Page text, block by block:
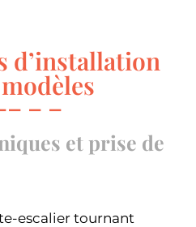
d’installation
et prise de
escalier tournant